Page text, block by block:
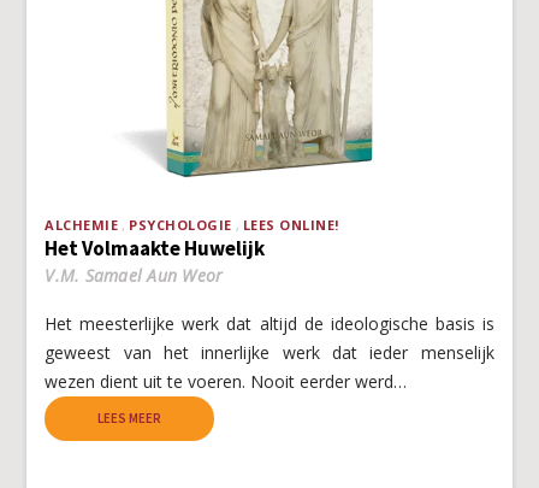
ALCHEMIE PSYCHOLOGIE LEES ONLINE!
Het Volmaakte Huwelijk
V.M. Samael Aun Weor
Het meesterlijke werk dat altijd de ideologische basis is
geweest van het innerlijke werk dat ieder menselijk
wezen dient uit te voeren. Nooit eerder werd…
LEES MEER